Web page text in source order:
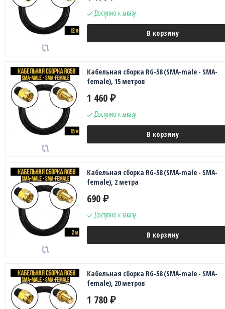
Доступно к заказу
В корзину
Кабельная сборка RG-58 (SMA-male - SMA-
female), 15 метров
1 460 ₽
Доступно к заказу
В корзину
Кабельная сборка RG-58 (SMA-male - SMA-
female), 2 метра
690 ₽
Доступно к заказу
В корзину
Кабельная сборка RG-58 (SMA-male - SMA-
female), 20 метров
1 780 ₽